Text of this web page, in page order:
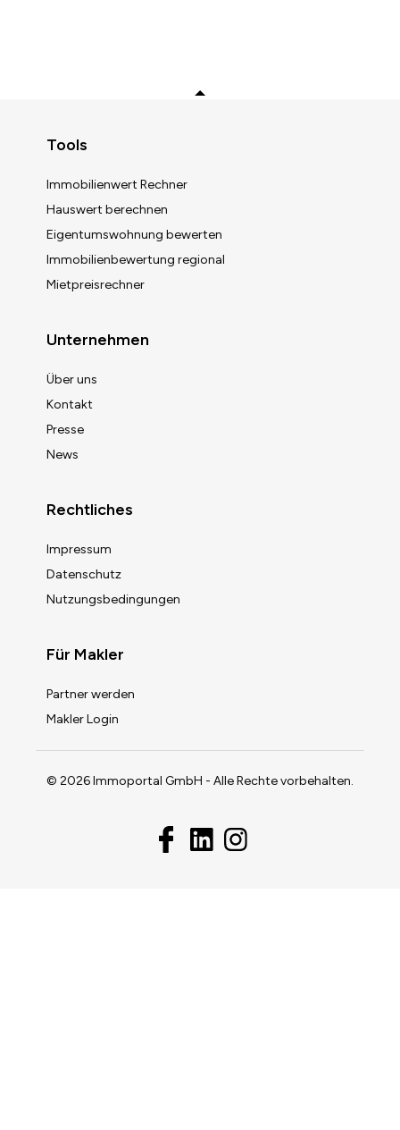
Tools
Immobilienwert Rechner
Hauswert berechnen
Eigentumswohnung bewerten
Immobilienbewertung regional
Mietpreisrechner
Unternehmen
Über uns
Kontakt
Presse
News
Rechtliches
Impressum
Datenschutz
Nutzungsbedingungen
Für Makler
Partner werden
Makler Login
© 2026 Immoportal GmbH - Alle Rechte vorbehalten.